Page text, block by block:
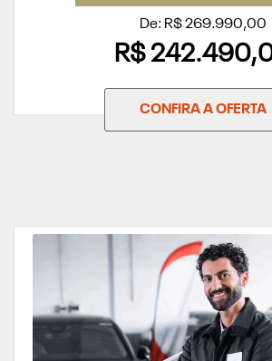
De: R$ 269.990,00
R$
CONFIRA A OFERTA